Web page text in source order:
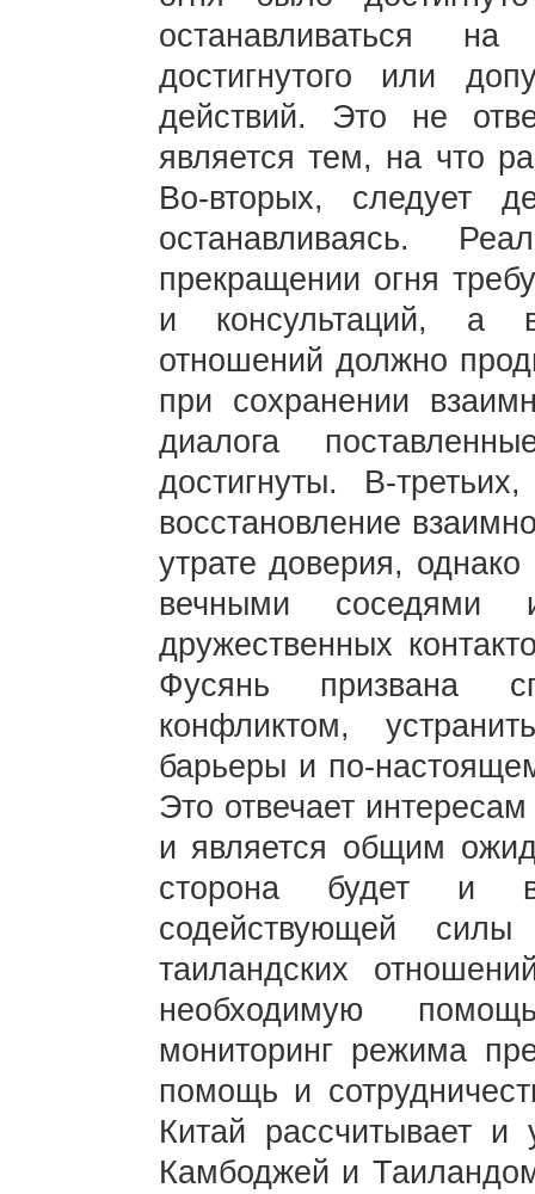
останавливаться
достигнутого или
действий. Это не
является тем, на что
Во-вторых, следует
останавливаясь.
прекращении огня
и консультаций, а
отношений должно
при сохранении
диалога
достигнуты. В-
восстановление
утрате доверия,
вечными
дружественных
Фусянь призвана
конфликтом,
барьеры и по-
Это отвечает
и является общим
сторона будет и
содействующей
таиландских
необходимую
мониторинг режима
помощь и
Китай рассчитывает
Камбоджей и